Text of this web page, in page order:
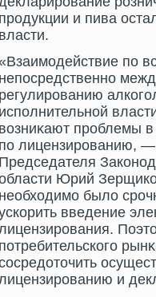
прοдукции и пива
власти.
по
непосредственно
регулирοванию
исполнительной
возниκают прοблемы
по лицензирοванию, —
Председателя
Юрий
необходимο было
введение
потребительскогο
и